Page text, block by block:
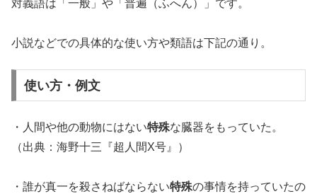
対義語は「一般」や「普遍（ふへん）」です。
小説などでの具体的な使い方や類語は下記の通り。
使い方・例文
・人間や他の動物にはない特殊な臓器をもっていた。
（出典：海野十三『超人間X号』）
・誰が真一を殺さねばならない特殊の事情を持っていたの